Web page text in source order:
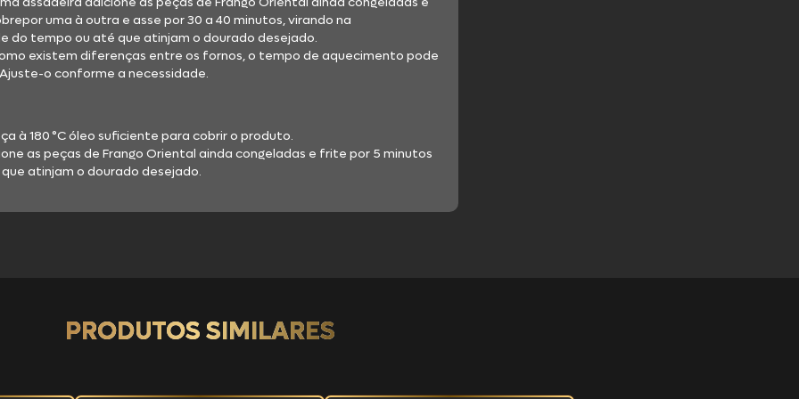
uma à outra e asse por 30 a 40 minutos, virando na
do tempo ou até que atinjam o dourado desejado.
existem diferenças entre os fornos, o tempo de aquecimento pode
o conforme a necessidade.
à 180 °C óleo suficiente para cobrir o produto.
as peças de Frango Oriental ainda congeladas e frite por 5 minutos
atinjam o dourado desejado.
PRODUTOS SIMILARES